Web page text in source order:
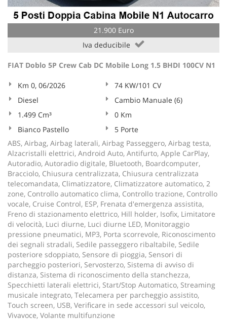
21.900 Euro
Iva deducibile
FIAT Doblo 5P Crew Cab DC Mobile Long 1.5 BHDI 100CV N1
Km 0, 06/2026
74 KW/101 CV
Diesel
Cambio Manuale (6)
1.499 Cm³
0 Km
Bianco Pastello
5 Porte
ABS, Airbag, Airbag laterali, Airbag Passeggero, Airbag testa,
Alzacristalli elettrici, Android Auto, Antifurto, Apple CarPlay,
Autoradio, Autoradio digitale, Bluetooth, Boardcomputer,
Bracciolo, Chiusura centralizzata, Chiusura centralizzata
telecomandata, Climatizzatore, Climatizzatore automatico, 2
zone, Controllo automatico clima, Controllo trazione, Controllo
vocale, Cruise Control, ESP, Frenata d'emergenza assistita,
Freno di stazionamento elettrico, Hill holder, Isofix, Limitatore
di velocità, Luci diurne, Luci diurne LED, Monitoraggio
pressione pneumatici, MP3, Porta scorrevole, Riconoscimento
dei segnali stradali, Sedile passeggero ribaltabile, Sedile
posteriore sdoppiato, Sensore di pioggia, Sensori di
parcheggio posteriori, Servosterzo, Sistema di avviso di
distanza, Sistema di riconoscimento della stanchezza,
Specchietti laterali elettrici, Start/Stop Automatico, Streaming
musicale integrato, Telecamera per parcheggio assistito,
Touch screen, USB, Verificare in sede accessori sul veicolo,
Vivavoce, Volante multifunzione